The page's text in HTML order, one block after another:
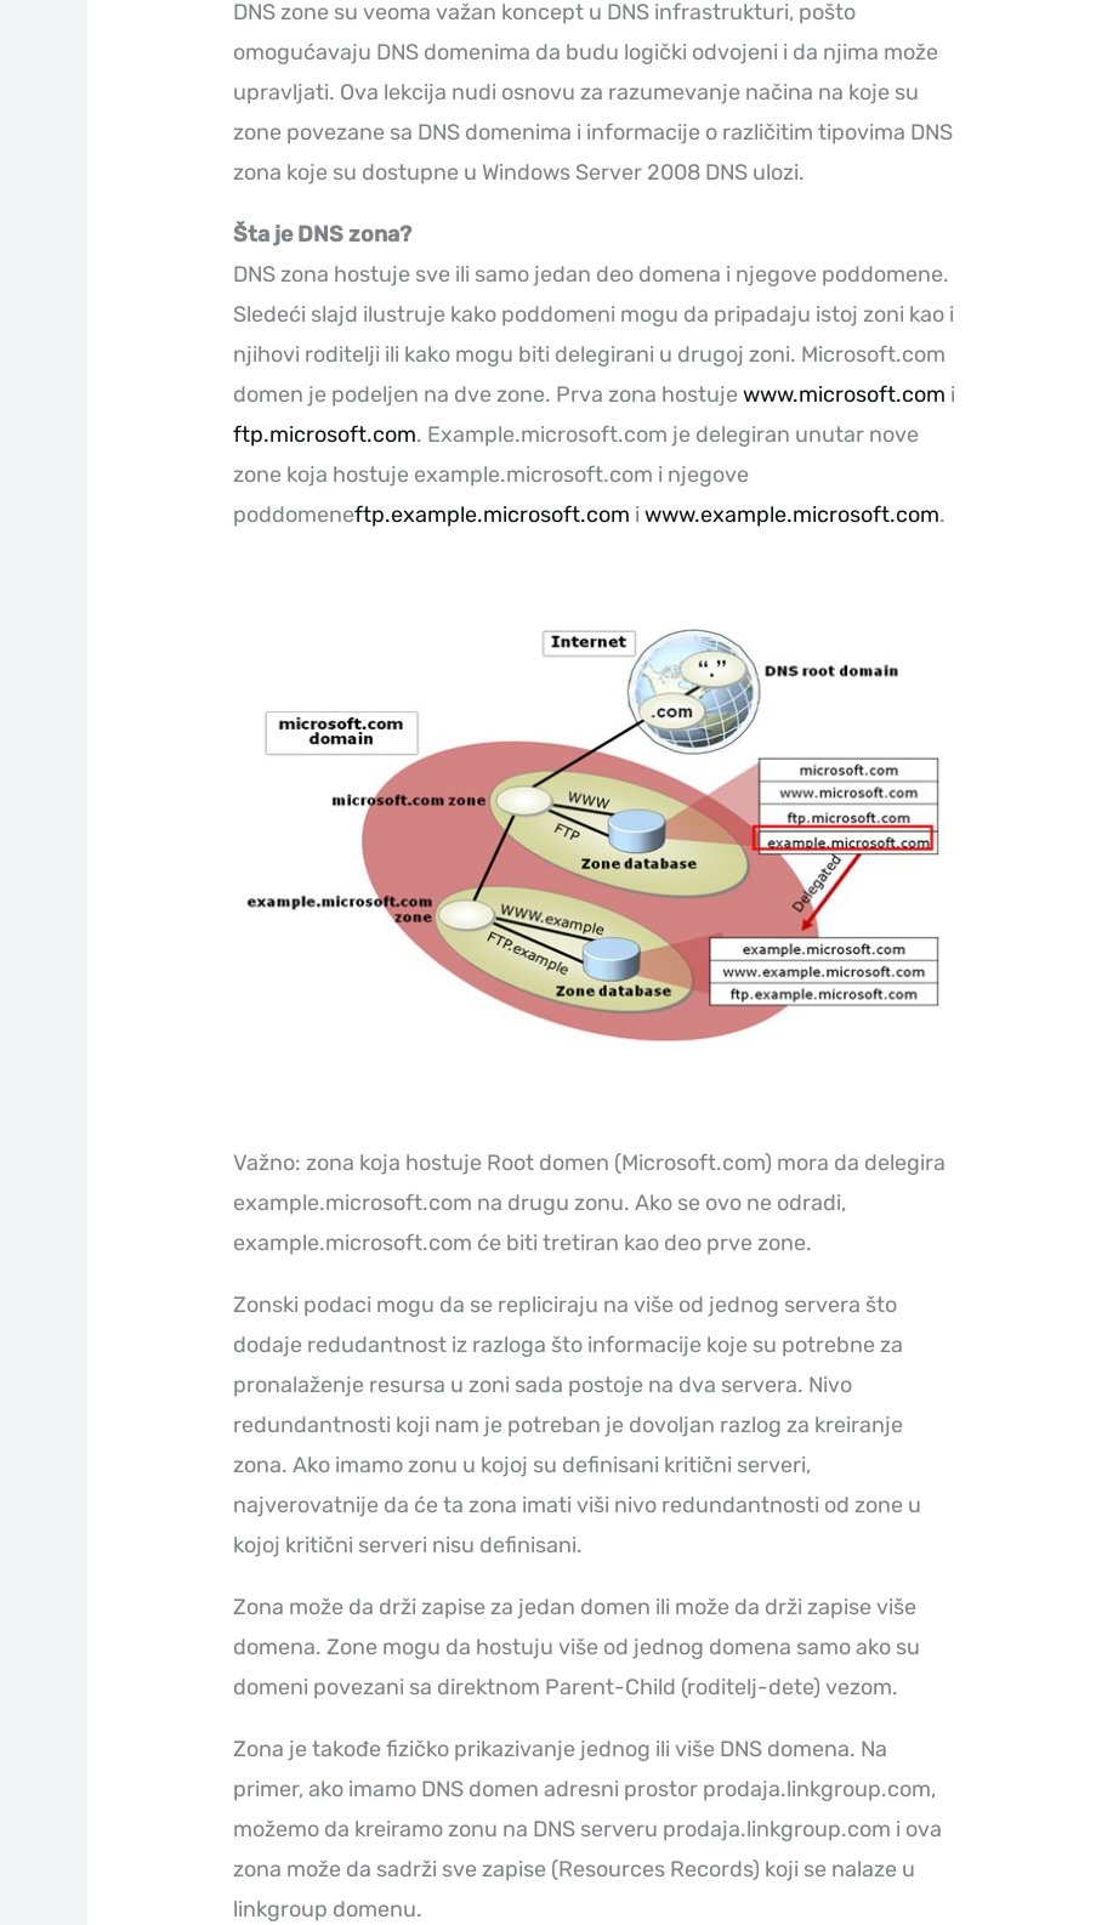
DNS zone su veoma važan koncept u DNS infrastrukturi, pošto
omogućavaju DNS domenima da budu logički odvojeni i da njima može
upravljati. Ova lekcija nudi osnovu za razumevanje načina na koje su
zone povezane sa DNS domenima i informacije o različitim tipovima DNS
zona koje su dostupne u Windows Server 2008 DNS ulozi.
Šta je DNS zona?
DNS zona hostuje sve ili samo jedan deo domena i njegove poddomene.
Sledeći slajd ilustruje kako poddomeni mogu da pripadaju istoj zoni kao i
njihovi roditelji ili kako mogu biti delegirani u drugoj zoni. Microsoft.com
domen je podeljen na dve zone. Prva zona hostujewww.microsoft.com i
ftp.microsoft.com. Example.microsoft.com je delegiran unutar nove
zone koja hostuje example.microsoft.com i njegove
poddomeneftp.example.microsoft.com iwww.example.microsoft.com.
Važno: zona koja hostuje Root domen (Microsoft.com) mora da delegira
example.microsoft.com na drugu zonu. Ako se ovo ne odradi,
example.microsoft.com će biti tretiran kao deo prve zone.
Zonski podaci mogu da se repliciraju na više od jednog servera što
dodaje redudantnost iz razloga što informacije koje su potrebne za
pronalaženje resursa u zoni sada postoje na dva servera. Nivo
redundantnosti koji nam je potreban je dovoljan razlog za kreiranje
zona. Ako imamo zonu u kojoj su definisani kritični serveri,
najverovatnije da će ta zona imati viši nivo redundantnosti od zone u
kojoj kritični serveri nisu definisani.
Zona može da drži zapise za jedan domen ili može da drži zapise više
domena. Zone mogu da hostuju više od jednog domena samo ako su
domeni povezani sa direktnom Parent-Child (roditelj-dete) vezom.
Zona je takođe fizičko prikazivanje jednog ili više DNS domena. Na
primer, ako imamo DNS domen adresni prostor prodaja.linkgroup.com,
možemo da kreiramo zonu na DNS serveru prodaja.linkgroup.com i ova
zona može da sadrži sve zapise (Resources Records) koji se nalaze u
linkgroup domenu.